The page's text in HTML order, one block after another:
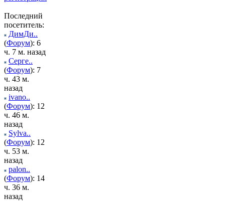
Последний
посетитель:
ДимДи..
(Форум): 6
ч. 7 м. назад
Серге..
(Форум): 7
ч. 43 м.
назад
ivano..
(Форум): 12
ч. 46 м.
назад
Sylva..
(Форум): 12
ч. 53 м.
назад
palon..
(Форум): 14
ч. 36 м.
назад